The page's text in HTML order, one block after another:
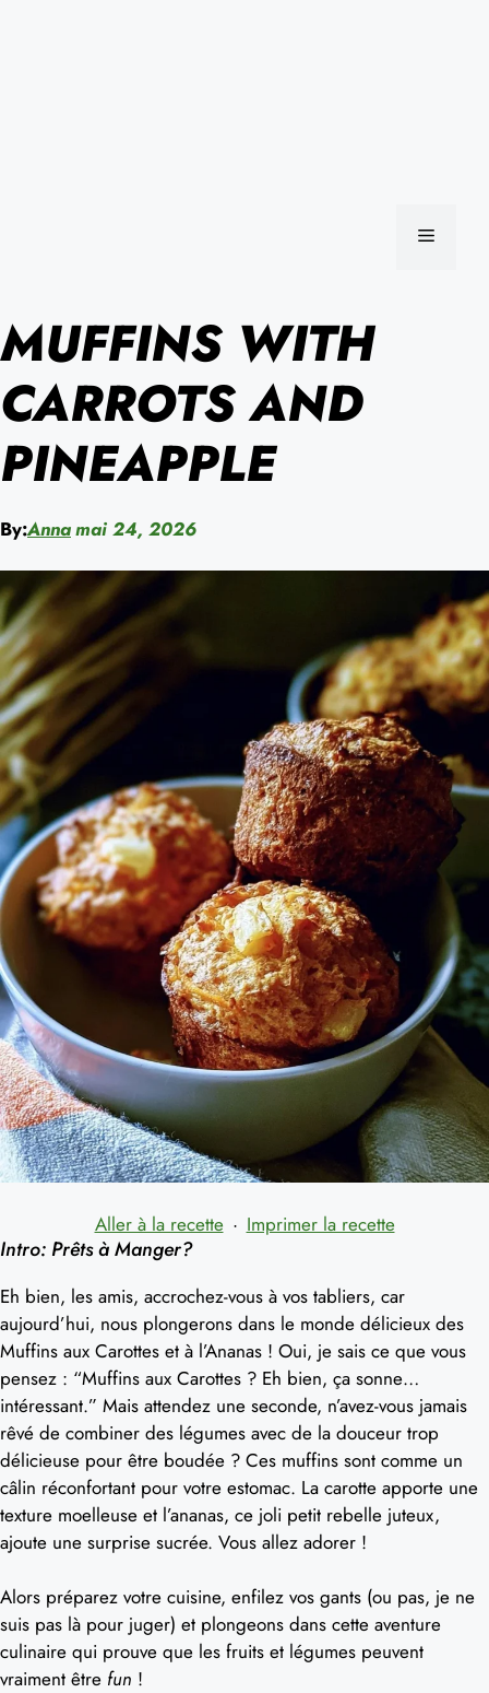
MENU
MUFFINS WITH
CARROTS AND
PINEAPPLE
By:Annamai 24, 2026
Aller à la recette · Imprimer la recette
Intro: Prêts à Manger?
Eh bien, les amis, accrochez-vous à vos tabliers, car
aujourd’hui, nous plongerons dans le monde délicieux des
Muffins aux Carottes et à l’Ananas ! Oui, je sais ce que vous
pensez : “Muffins aux Carottes ? Eh bien, ça sonne…
intéressant.” Mais attendez une seconde, n’avez-vous jamais
rêvé de combiner des légumes avec de la douceur trop
délicieuse pour être boudée ? Ces muffins sont comme un
câlin réconfortant pour votre estomac. La carotte apporte une
texture moelleuse et l’ananas, ce joli petit rebelle juteux,
ajoute une surprise sucrée. Vous allez adorer !
Alors préparez votre cuisine, enfilez vos gants (ou pas, je ne
suis pas là pour juger) et plongeons dans cette aventure
culinaire qui prouve que les fruits et légumes peuvent
vraiment être fun !